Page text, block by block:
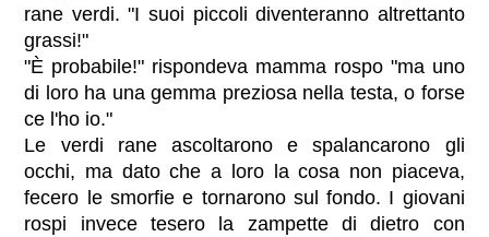
rane verdi. "I suoi piccoli diventeranno altrettanto
grassi!"
"È probabile!" rispondeva mamma rospo "ma uno
di loro ha una gemma preziosa nella testa, o forse
ce l'ho io."
Le verdi rane ascoltarono e spalancarono gli
occhi, ma dato che a loro la cosa non piaceva,
fecero le smorfie e tornarono sul fondo. I giovani
rospi invece tesero la zampette di dietro con